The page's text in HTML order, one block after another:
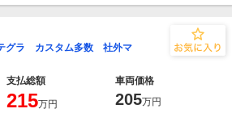
グラ カスタム多数 社外マ
支払総額
車両価格
215万円 205万円